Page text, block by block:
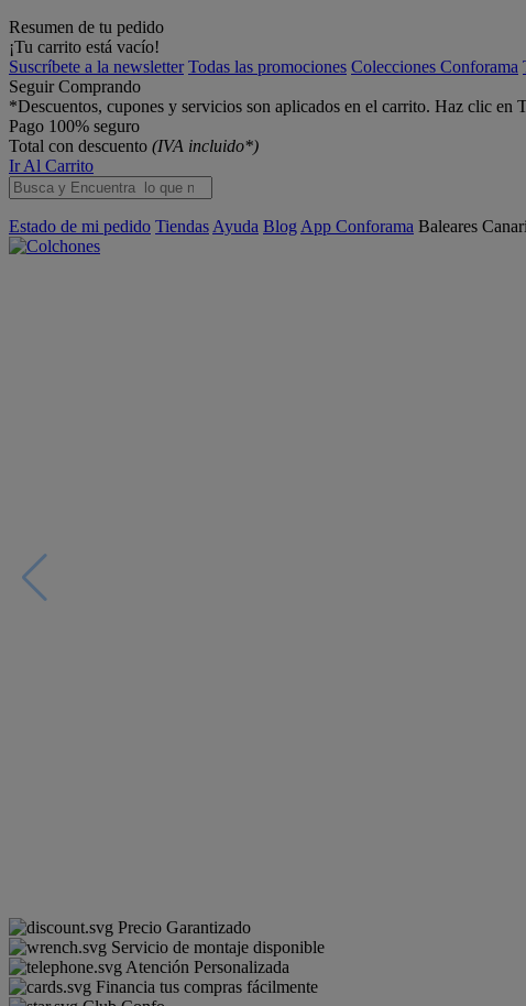
Resumen de tu pedido
¡Tu carrito está vacío!
Suscríbete a la newsletter Todas las promociones Colecciones Conforama
Seguir Comprando
*Descuentos, cupones y servicios son aplicados en el carrito. Haz clic en
Pago 100% seguro
Total con descuento (IVA incluido*)
Ir Al Carrito
Estado de mi pedido Tiendas Ayuda Blog App Conforama Baleares
Precio Garantizado
Servicio de montaje disponible
Atención Personalizada
Financia tus compras fácilmente